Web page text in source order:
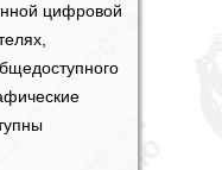
цифровой